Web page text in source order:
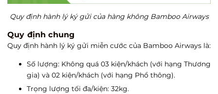
Quy định hành lý ký gửi của hàng không Bamboo Airways
Quy định chung
Quy định hành lý ký gửi miễn cước của Bamboo Airways là:
Số lượng: Không quá 03 kiện/khách (với hạng Thương
gia) và 02 kiện/khách (với hạng Phổ thông).
Trọng lượng tối đa/kiện: 32kg.